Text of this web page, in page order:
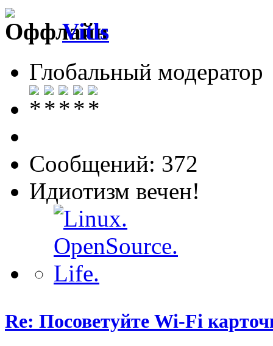
Vitls
Глобальный модератор
Сообщений: 372
Идиотизм вечен!
Re: Посоветуйте Wi-Fi